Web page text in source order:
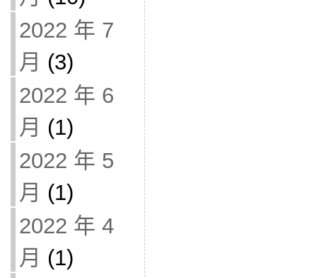
2022 年 7
月 (3)
2022 年 6
月 (1)
2022 年 5
月 (1)
2022 年 4
月 (1)